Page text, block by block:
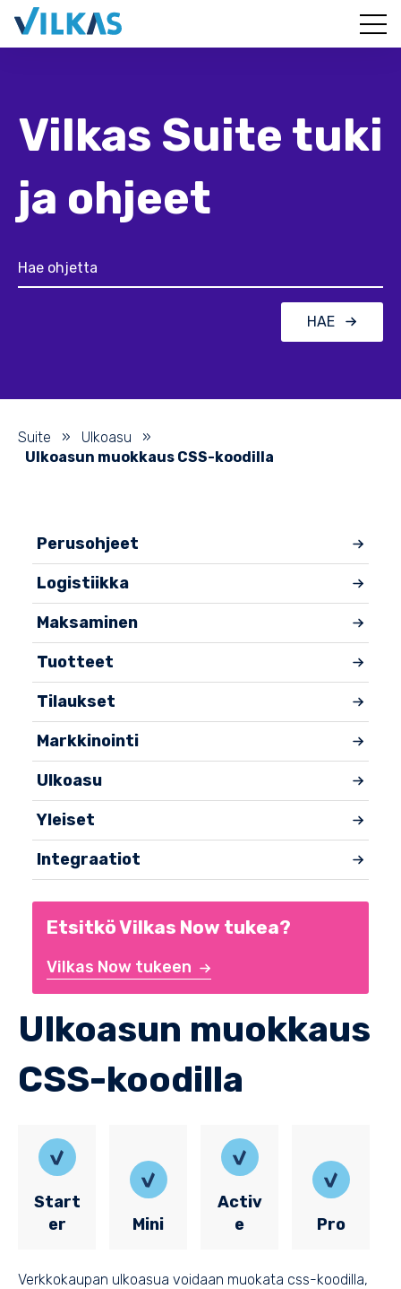
Vilkas Suite tuki
ja ohjeet
HAE
Suite » Ulkoasu
»
Ulkoasun muokkaus CSS-koodilla
Perusohjeet
Logistiikka
Maksaminen
Tuotteet
Tilaukset
Markkinointi
Ulkoasu
Yleiset
Integraatiot
Etsitkö Vilkas Now tukea?
Vilkas Now tukeen
Ulkoasun muokkaus
CSS-koodilla
Start
er
Mini
Activ
e
Pro
Verkkokaupan ulkoasua voidaan muokata css-koodilla,